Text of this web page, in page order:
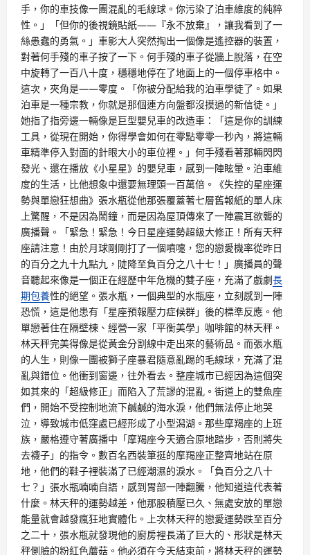
手，你的車技像一團混亂的毛線球。你污染了泊車維度的純粹
性。」「但你的後視鏡貼紙——『永不放棄』，讓我看到了一
絲愚蠢的勇氣。」車影大人突然掏出一個像是遙控器的裝置，
對著何手殘的車子按了一下。何手殘的車子從牆上脫落，在空
中旋轉了一百八十度，穩穩地停在了地面上的一個停車格中。
這次，夾角是——零度。「你被分配給我的泊車學徒了。如果
泊車是一種宗教，你就是那個連方向盤都沒摸過的新信徒。」
她指了指旁邊一輛像是巨型嬰兒車的改造車：「這是你的訓練
工具，從現在開始，你得學會如何在零點零零一秒內，將這輛
車精準停入對面的針眼大小的車位裡。」何手殘看著那輛閃閃
發光、還在播放《小星星》的嬰兒車，感到一陣眩暈。泊車維
度的生活，比他想象中還要無理頭一百萬倍。《失控的星座運
勢與單戀狂想曲》張水瓶從他那張覆蓋著七層舊報紙的單人床
上驚醒，不是因為鬧鐘，而是因為屋頂傳來了一陣震耳欲聾的
廣播聲。「緊急！緊急！今日星座運勢超級大修正！所有天秤
座請注意！由於月球剛剛打了一個噴嚏，您的戀愛機率從昨日
的百分之九十九點九，陡降至負百分之八十七！」廣播員的聲
音聽起來像是一個正在經歷中年危機的雙子座，充滿了戲劇長
期包養性的絕望。張水瓶，一個典型的水瓶座，立刻感到一陣
恐慌，這是他患有「星座預報壓力症候群」後的標準反應。他
單戀著住在隔壁棟、經營一家「平衡美學」咖啡館的林天秤。
林天秤完美得像是從黃金分割線中走出來的藝術品。而張水瓶
的人生，則像一團被獅子座暴君隨意亂踢的毛線球，充滿了混
亂與錯位。他衝到窗邊，往外看去。整座城市已經因為這個突
如其來的「超級修正」而陷入了荒謬的混亂。街道上的雙魚座
們，開始不受控制地流下鹹鹹的海水淚，他們無法停止地哭
泣，導致城市低窪處已經形成了小型潟湖。那些摩羯座的上班
族，嚴格遵守著廣播中「摩羯座今天適合原地踏步，否則將失
去襪子」的指令。數百名西裝筆挺的摩羯座正整齊地站在原
地，他們的鞋子裡裝滿了已經潮濕的淚水。「負百分之八十
七？」張水瓶喃喃自語，感到胃部一陣翻騰，他知道這代表著
什麼。林天秤的運勢越差，他那股積壓已久、無處安放的單戀
能量就會越發瘋狂地實體化。上次林天秤的戀愛運勢跌至百分
之二十，張水瓶就發現他的廚房裡長滿了巨大的、形狀是林天
秤側臉的粉紅色蘑菇。他必須在今天結束前，將林天秤的運勢